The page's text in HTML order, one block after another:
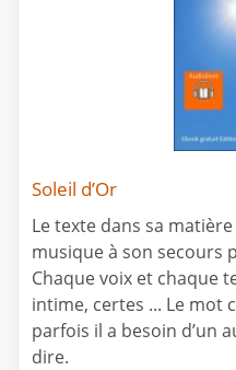
Soleil d’Or
Le texte dans sa
musique à son secours
Chaque voix et chaque
intime, certes ... Le mot
parfois il a besoin d’un
dire.